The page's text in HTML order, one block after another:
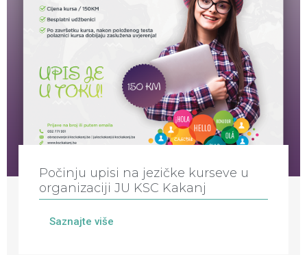
Počinju upisi na jezičke kurseve u
organizaciji JU KSC Kakanj
Saznajte više